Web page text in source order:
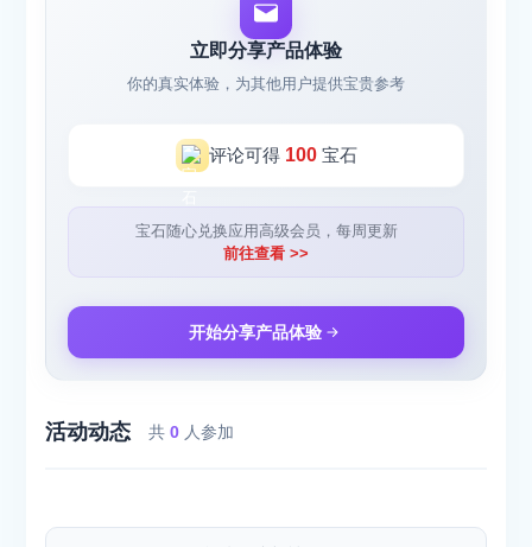
立即分享产品体验
你的真实体验，为其他用户提供宝贵参考
评论可得 100宝石
宝石随心兑换应用高级会员，每周更新
前往查看 >>
开始分享产品体验
活动动态 共0 人参加